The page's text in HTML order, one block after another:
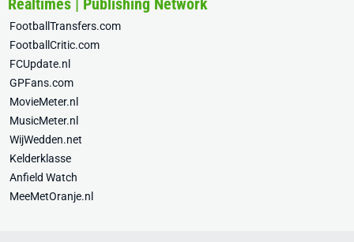
Realtimes | Publishing Network
FootballTransfers.com
FootballCritic.com
FCUpdate.nl
GPFans.com
MovieMeter.nl
MusicMeter.nl
WijWedden.net
Kelderklasse
Anfield Watch
MeeMetOranje.nl